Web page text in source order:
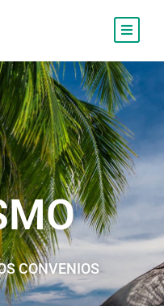
CONVENIOS